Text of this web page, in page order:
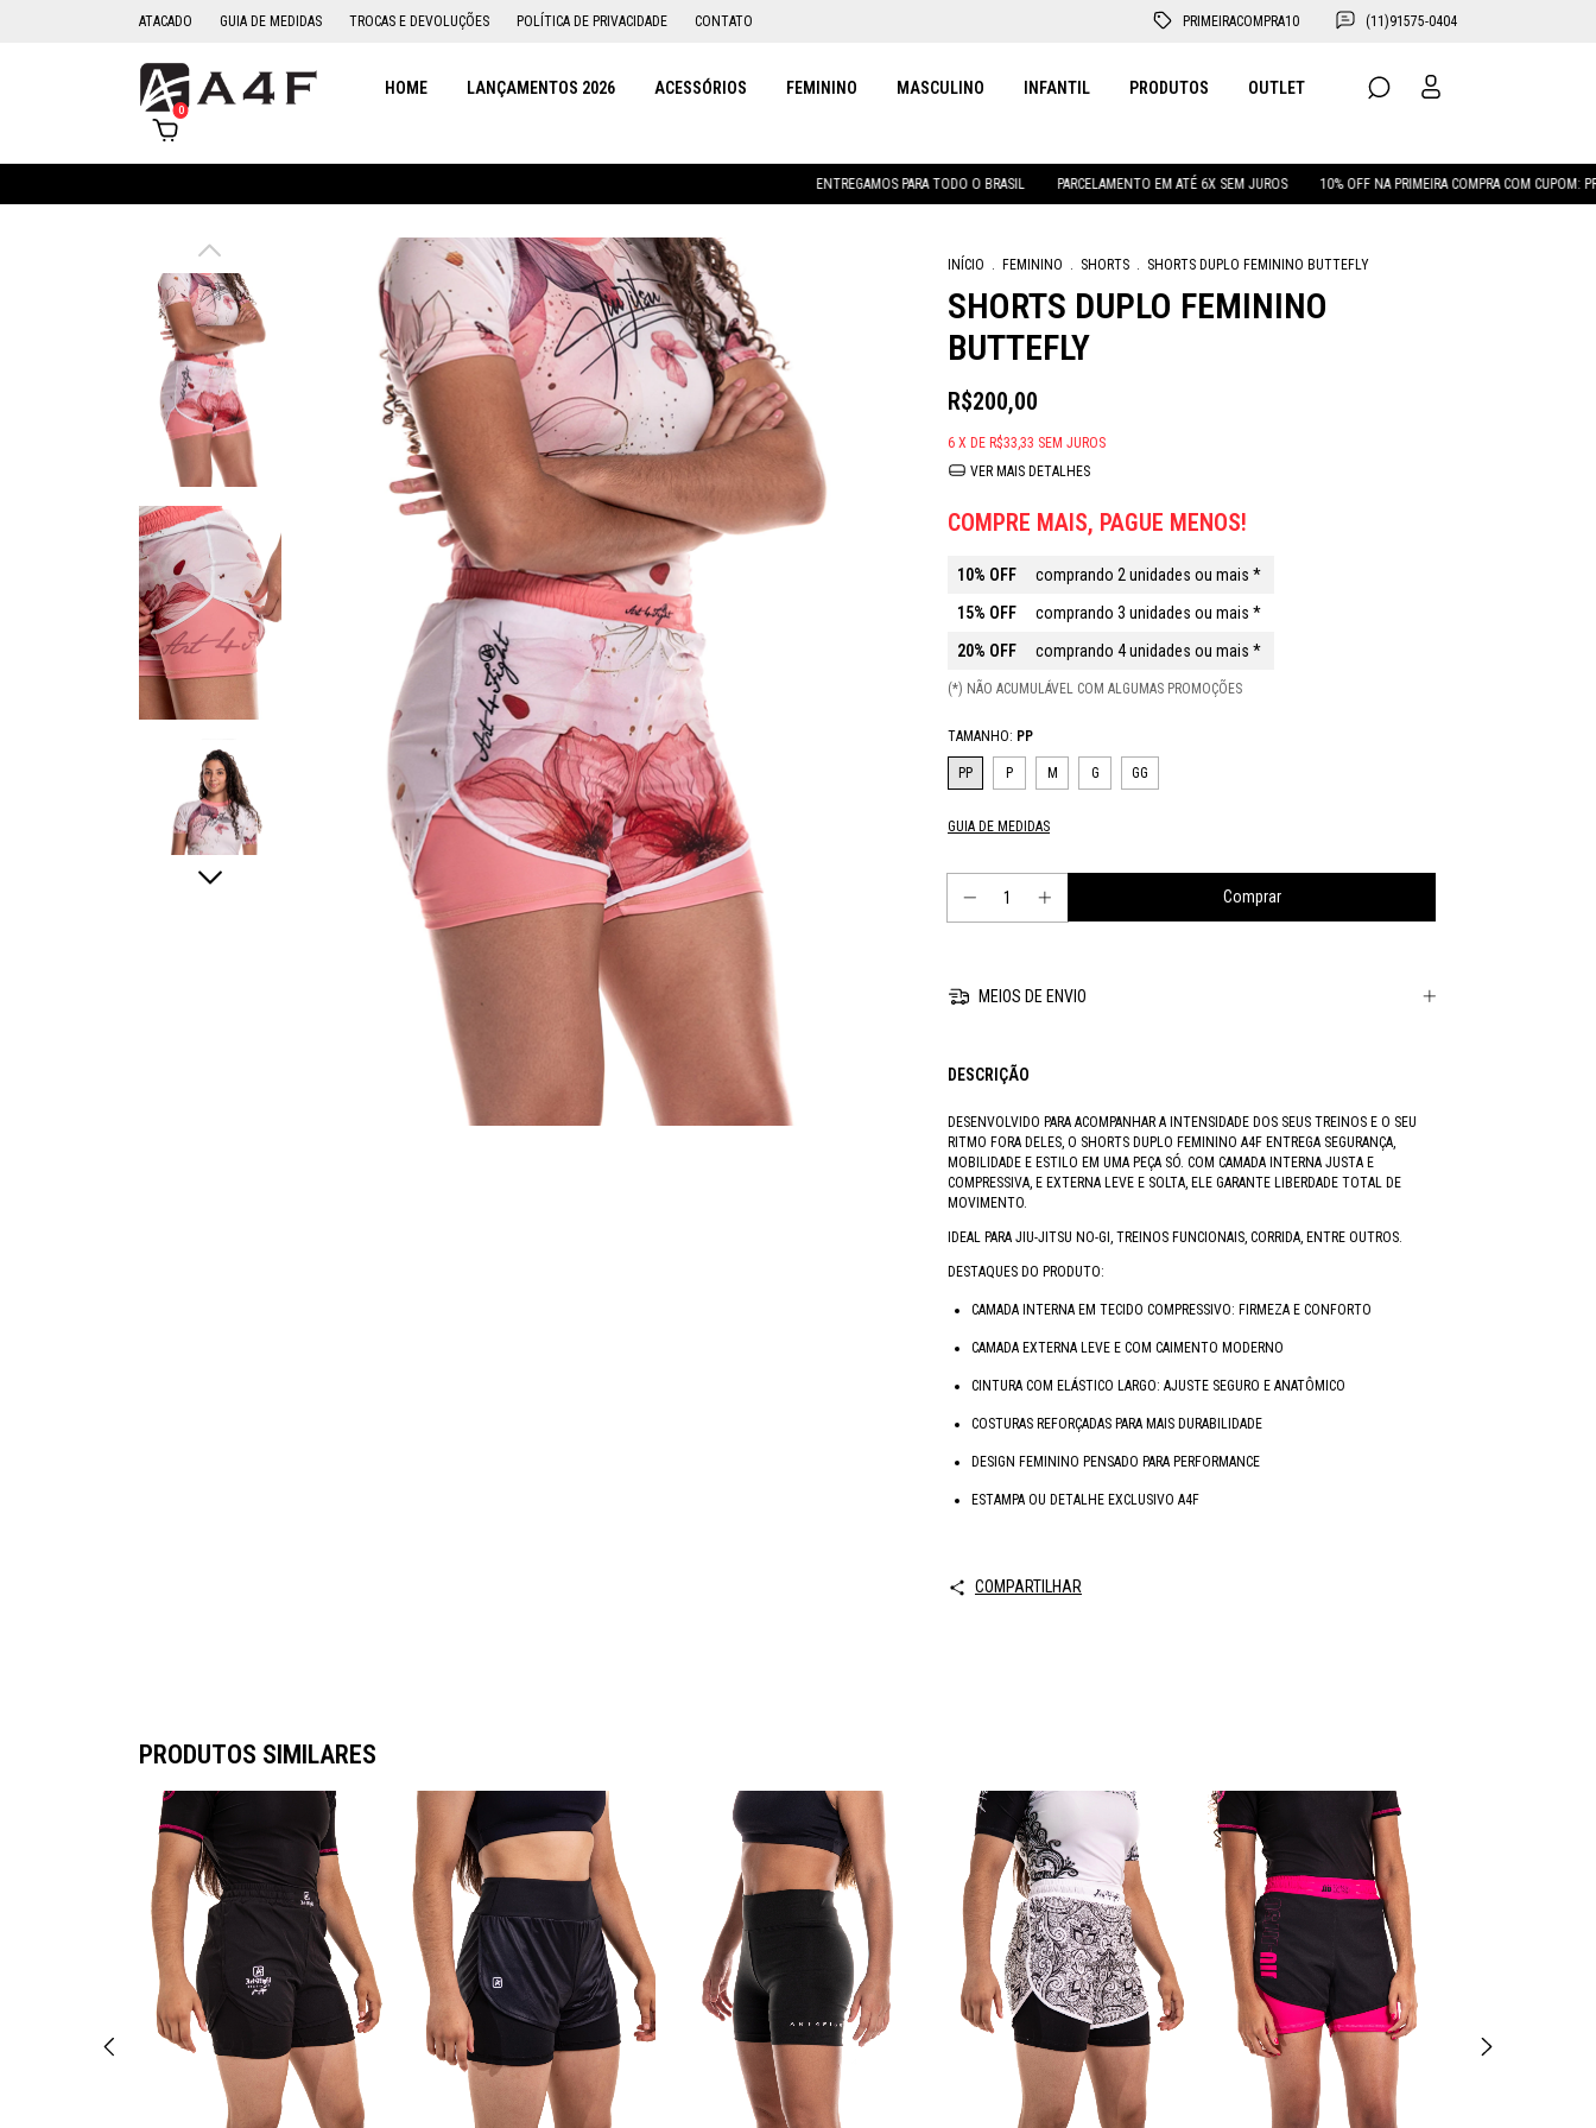
ATACADO GUIA DE MEDIDAS TROCAS E DEVOLUÇÕES POLÍTICA DE PRIVACIDADE CONTATO PRIMEIRACOMPRA10 (11)91575-0404
HOME LANÇAMENTOS 2026 ACESSÓRIOS FEMININO MASCULINO INFANTIL PRODUTOS OUTLET
0
ENTREGAMOS PARA TODO O BRASIL PARCELAMENTO EM ATÉ 6X SEM JUROS 10% OFF NA PRIMEIRA COMPRA COM CUPOM:
INÍCIO FEMININO SHORTS SHORTS DUPLO FEMININO BUTTEFLY
SHORTS DUPLO FEMININO
BUTTEFLY
R$200,00
6 X DE R$33,33 SEM JUROS
VER MAIS DETALHES
COMPRE MAIS, PAGUE MENOS!
10% OFF
comprando 2 unidades ou mais *
15% OFF
comprando 3 unidades ou mais *
20% OFF
comprando 4 unidades ou mais *
(*) NÃO ACUMULÁVEL COM ALGUMAS PROMOÇÕES
TAMANHO: PP
PP P M G GG
GUIA DE MEDIDAS
MEIOS DE ENVIO
DESCRIÇÃO
DESENVOLVIDO PARA ACOMPANHAR A INTENSIDADE DOS SEUS TREINOS E O SEU
RITMO FORA DELES, O SHORTS DUPLO FEMININO A4F ENTREGA SEGURANÇA,
MOBILIDADE E ESTILO EM UMA PEÇA SÓ. COM CAMADA INTERNA JUSTA E
COMPRESSIVA, E EXTERNA LEVE E SOLTA, ELE GARANTE LIBERDADE TOTAL DE
MOVIMENTO.
IDEAL PARA JIU-JITSU NO-GI, TREINOS FUNCIONAIS, CORRIDA, ENTRE OUTROS.
DESTAQUES DO PRODUTO:
CAMADA INTERNA EM TECIDO COMPRESSIVO: FIRMEZA E CONFORTO
CAMADA EXTERNA LEVE E COM CAIMENTO MODERNO
CINTURA COM ELÁSTICO LARGO: AJUSTE SEGURO E ANATÔMICO
COSTURAS REFORÇADAS PARA MAIS DURABILIDADE
DESIGN FEMININO PENSADO PARA PERFORMANCE
ESTAMPA OU DETALHE EXCLUSIVO A4F
COMPARTILHAR
PRODUTOS SIMILARES